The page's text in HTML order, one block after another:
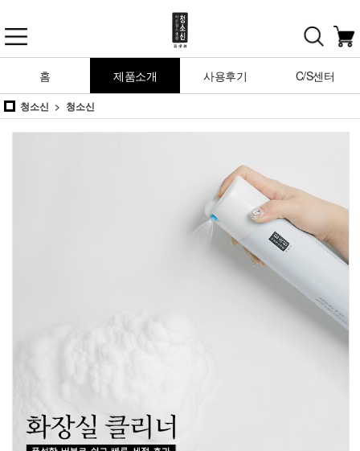
홈 제품소개 사용후기 C/S센터
청소신 청소신